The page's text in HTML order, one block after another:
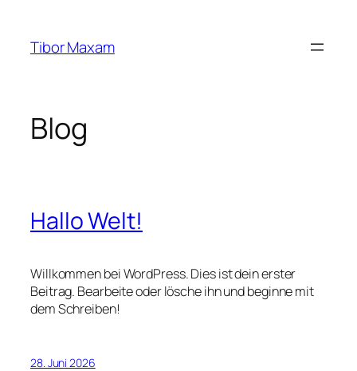
springen
Tibor Maxam
Blog
Hallo Welt!
Willkommen bei WordPress. Dies ist dein erster
Beitrag. Bearbeite oder lösche ihn und beginne mit
dem Schreiben!
28. Juni 2026